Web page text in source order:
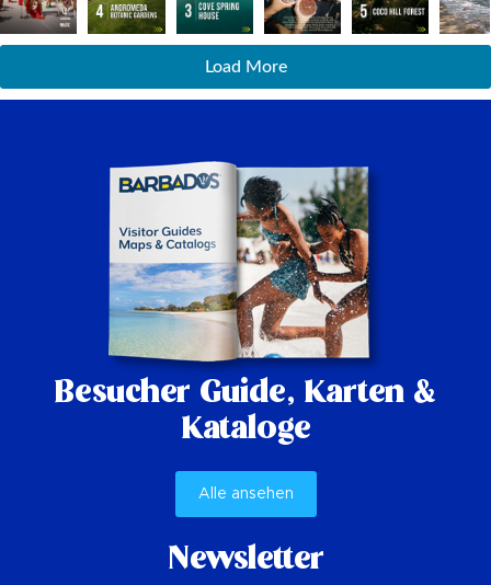
Load More
Besucher Guide, Karten &
Kataloge
Alle ansehen
Newsletter